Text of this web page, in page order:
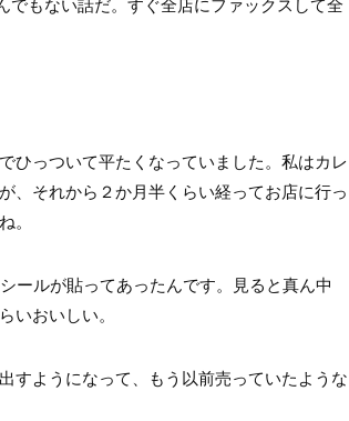
ひっついて平たくなっていました。私はカレ
、それから２か月半くらい経ってお店に行っ
。
ールが貼ってあったんです。見ると真ん中
いおいしい。
すようになって、もう以前売っていたような